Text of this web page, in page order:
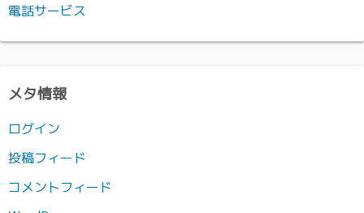
電話サービス
メタ情報
ログイン
投稿フィード
コメントフィード